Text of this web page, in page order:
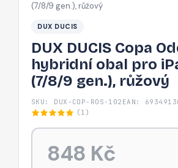
(7/8/9 gen.), růžový
DUX DUCIS
DUX DUCIS Copa
hybridní obal pro
(7/8/9 gen.), růžový
SKU: DUX-COP-ROS-102 EAN:
(1)
848 Kč